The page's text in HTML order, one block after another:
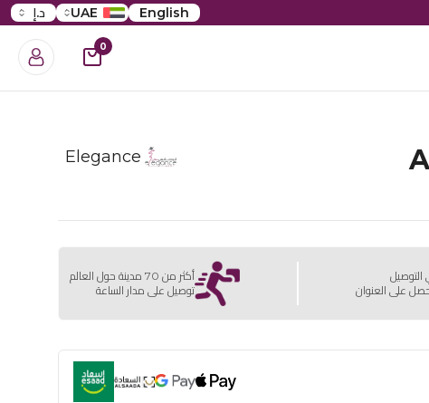
English
UAE د.إ
0
Elegance
التوصيل
على العنوان
أكثر من 70 مدينة حول العالم
توصيل على مدار الساعة